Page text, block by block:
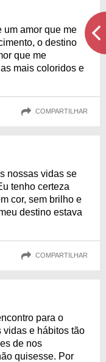
um amor que me
o destino
que me
mais coloridos e
COMPARTILHAR
nossas vidas se
tenho certeza
cor, sem brilho e
destino estava
COMPARTILHAR
para o
vidas e hábitos tão
de nos
quisesse. Por